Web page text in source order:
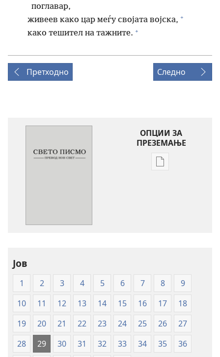
поглавар,
живеев како цар меѓу својата војска, +
како тешител на тажните. +
Претходно Следно
ОПЦИИ ЗА
ПРЕЗЕМАЊЕ
Опции
писмо
—
превод
Нов
свет
Јов
1 2 3 4 5 6 7 8
9
10
11 12 13 14 15 16 17
18
19
20 21 22 23 24 25 26
27
28
29 30 31 32 33 34 35
36